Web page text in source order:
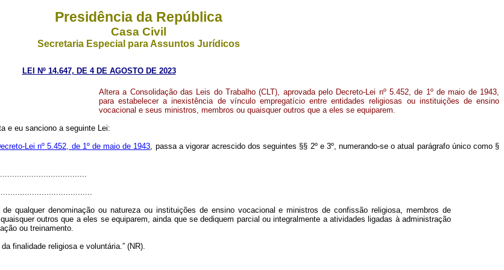
Presidência da República
Casa Civil
Secretaria Especial para Assuntos Jurídicos
LEI Nº 14.647, DE 4 DE AGOSTO DE 2023
Altera a Consolidação das Leis do Trabalho (CLT), aprovada pelo Decreto-Lei nº 5.452, de 1º de maio de 1943,
para estabelecer a inexistência de vínculo empregatício entre entidades religiosas ou instituições de ensino
vocacional e seus ministros, membros ou quaisquer outros que a eles se equiparem.
e eu sanciono a seguinte Lei:
Lei nº 5.452, de 1º de maio de 1943, passa a vigorar acrescido dos seguintes §§ 2º e 3º, numerando-se o atual parágrafo único como §
qualquer denominação ou natureza ou instituições de ensino vocacional e ministros de confissão religiosa, membros de
outros que a eles se equiparem, ainda que se dediquem parcial ou integralmente a atividades ligadas à administração
ou treinamento.
finalidade religiosa e voluntária.” (NR).